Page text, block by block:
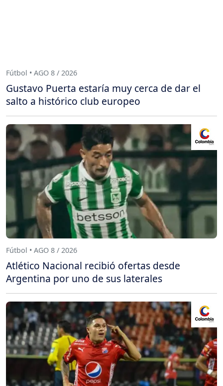
Fútbol • AGO 8 / 2026
Gustavo Puerta estaría muy cerca de dar el
salto a histórico club europeo
Fútbol • AGO 8 / 2026
Atlético Nacional recibió ofertas desde
Argentina por uno de sus laterales